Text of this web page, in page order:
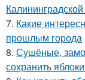
7. Какие
прошлым города
8. Сушёные,
сохранить